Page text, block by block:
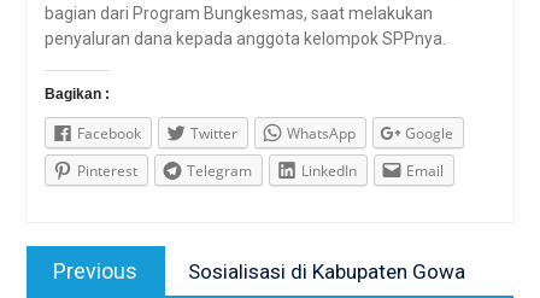
bagian dari Program Bungkesmas, saat melakukan
penyaluran dana kepada anggota kelompok SPPnya.
Bagikan :
Facebook Twitter WhatsApp
Google
Pinterest
Telegram LinkedIn Email
Post
navigation
Previous
Previous
post:
Sosialisasi di Kabupaten Gowa